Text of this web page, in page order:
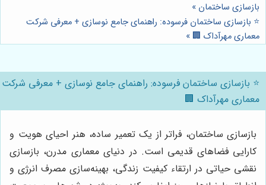
بازسازی ساختمان »
⭐️ بازسازی ساختمان فرسوده: راهنمای جامع نوسازی + معرفی شرکت
معماری مهرآداک 🏢 »
⭐️ بازسازی ساختمان فرسوده: راهنمای جامع نوسازی + معرفی شرکت
معماری مهرآداک 🏢
بازسازی ساختمان، فراتر از یک تعمیر ساده، هنر احیای هویت و
کارایی فضاهای قدیمی است. در دنیای معماری مدرن، بازسازی
نقشی حیاتی در ارتقاء کیفیت زندگی، بهینه‌سازی مصرف انرژی و